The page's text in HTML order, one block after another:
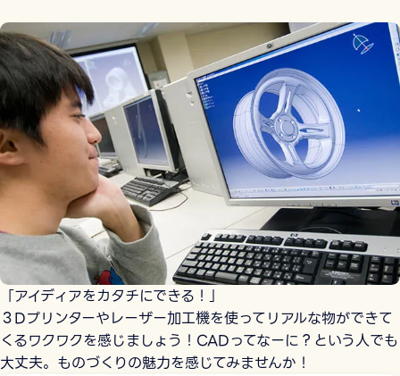
「アイディアをカタチにできる！」
３Dプリンターやレーザー加⼯機を使ってリアルな物ができて
くるワクワクを感じましょう！CADってなーに？という人でも
大丈夫。ものづくりの魅⼒を感じてみませんか！